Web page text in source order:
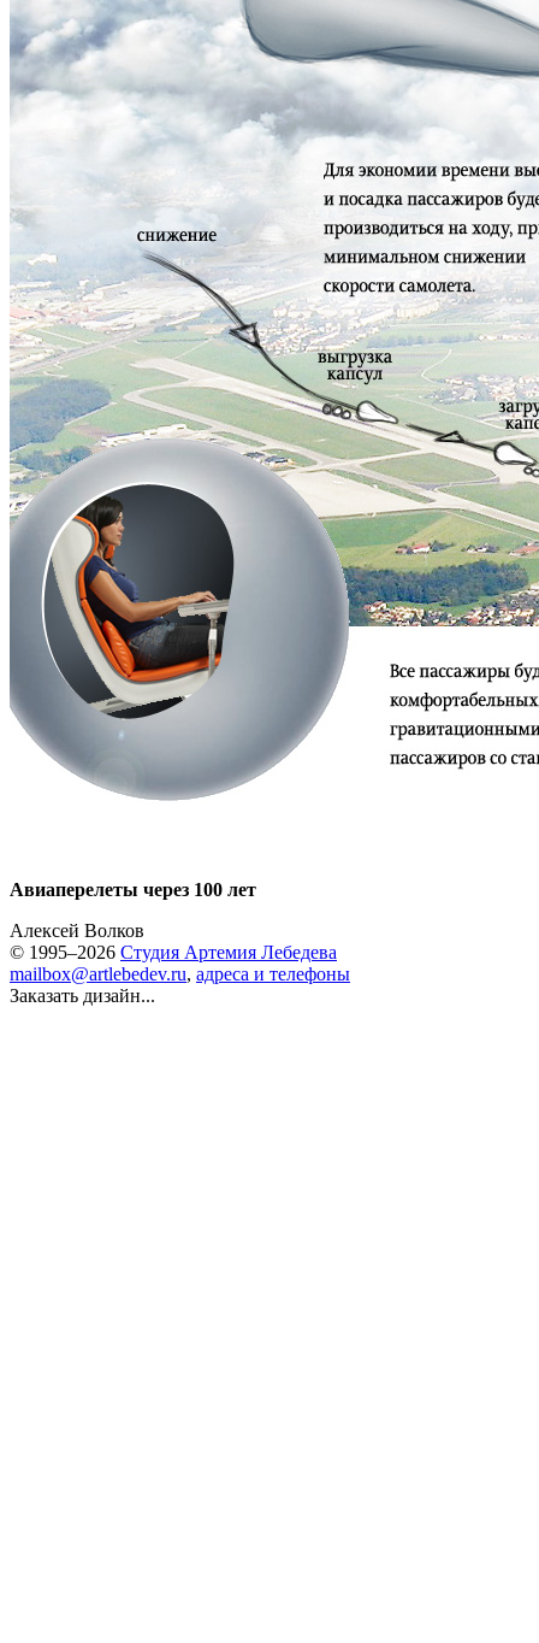
Авиаперелеты через 100 лет
Алексей Волков
© 1995–2026 Студия Артемия Лебедева
mailbox@artlebedev.ru, адреса и телефоны
Заказать дизайн...